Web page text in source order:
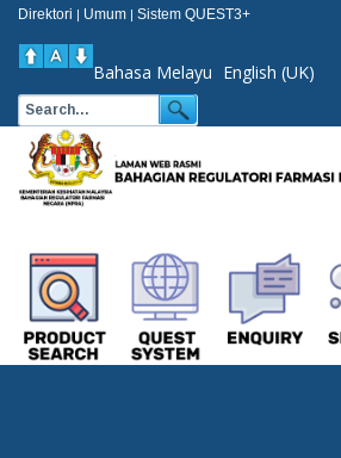
Direktori | Umum | Sistem QUEST3+
Bahasa Melayu English (UK)